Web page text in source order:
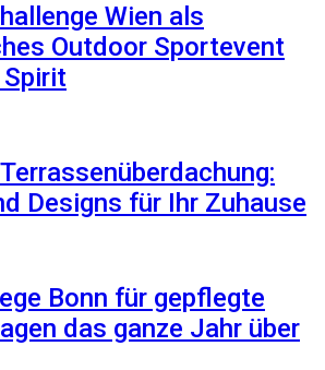
Wien als
Outdoor Sportevent
Spirit
Designs für Ihr Zuhause
Bonn für gepflegte
das ganze Jahr über